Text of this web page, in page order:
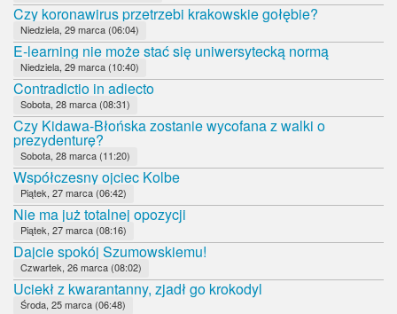
Czy koronawirus przetrzebi krakowskie gołębie?
Niedziela, 29 marca (06:04)
E-learning nie może stać się uniwersytecką normą
Niedziela, 29 marca (10:40)
Contradictio in adiecto
Sobota, 28 marca (08:31)
Czy Kidawa-Błońska zostanie wycofana z walki o
prezydenturę?
Sobota, 28 marca (11:20)
Współczesny ojciec Kolbe
Piątek, 27 marca (06:42)
Nie ma już totalnej opozycji
Piątek, 27 marca (08:16)
Dajcie spokój Szumowskiemu!
Czwartek, 26 marca (08:02)
Uciekł z kwarantanny, zjadł go krokodyl
Środa, 25 marca (06:48)